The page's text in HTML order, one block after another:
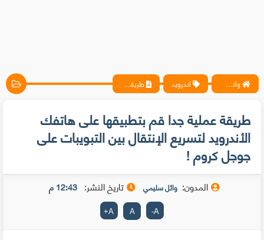
واتس آب ، فيسبوك ، أنترنت ، شروحات تقنية حصرية - المحترف اندرويد طريقة عملية جدا قم بتطبيقها على هاتفك الأندرويد لتسريع الإنتقال بين التبويبات على جوجل كروم !
طريقة عملية جدا قم بتطبيقها على هاتفك
الأندرويد لتسريع الإنتقال بين التبويبات على
جوجل كروم !
المدون: وائل سليمي تاريخ النشر: 12:43 م
A
-
A
A
+